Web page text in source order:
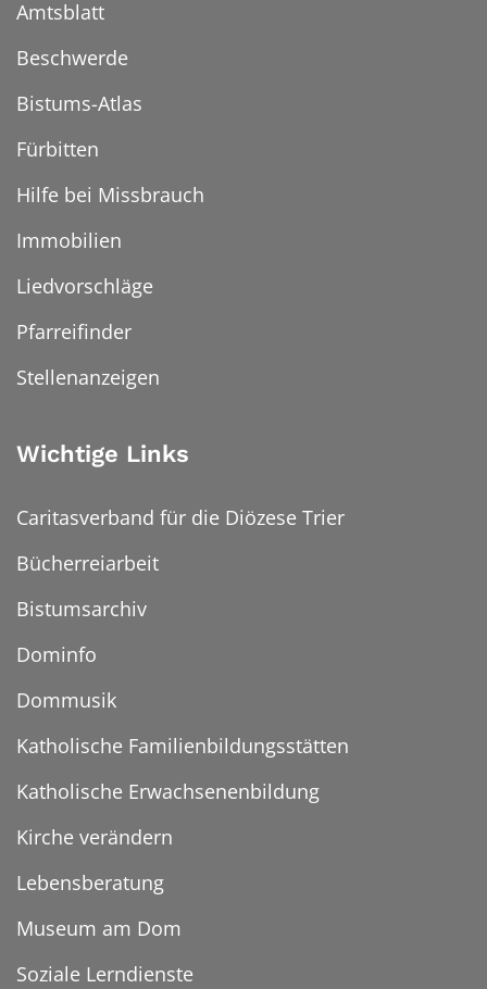
Amtsblatt
Beschwerde
Bistums-Atlas
Fürbitten
Hilfe bei Missbrauch
Immobilien
Liedvorschläge
Pfarreifinder
Stellenanzeigen
Wichtige Links
Caritasverband für die Diözese Trier
Bücherreiarbeit
Bistumsarchiv
Dominfo
Dommusik
Katholische Familienbildungsstätten
Katholische Erwachsenenbildung
Kirche verändern
Lebensberatung
Museum am Dom
Soziale Lerndienste